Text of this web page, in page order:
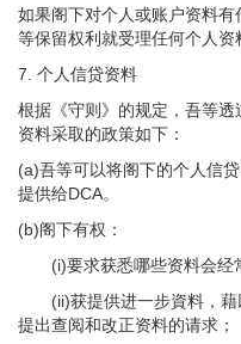
如果阁下对个人或账户资料
等保留权利就受理任何个人资
7. 个人信贷资料
根据《守则》的规定，吾等
资料采取的政策如下：
(a)吾等可以将阁下的个人信
提供给DCA。
(b)阁下有权：
(i)要求获悉哪些资料会经
(ii)获提供进一步資料，
提出查阅和改正资料的请求；